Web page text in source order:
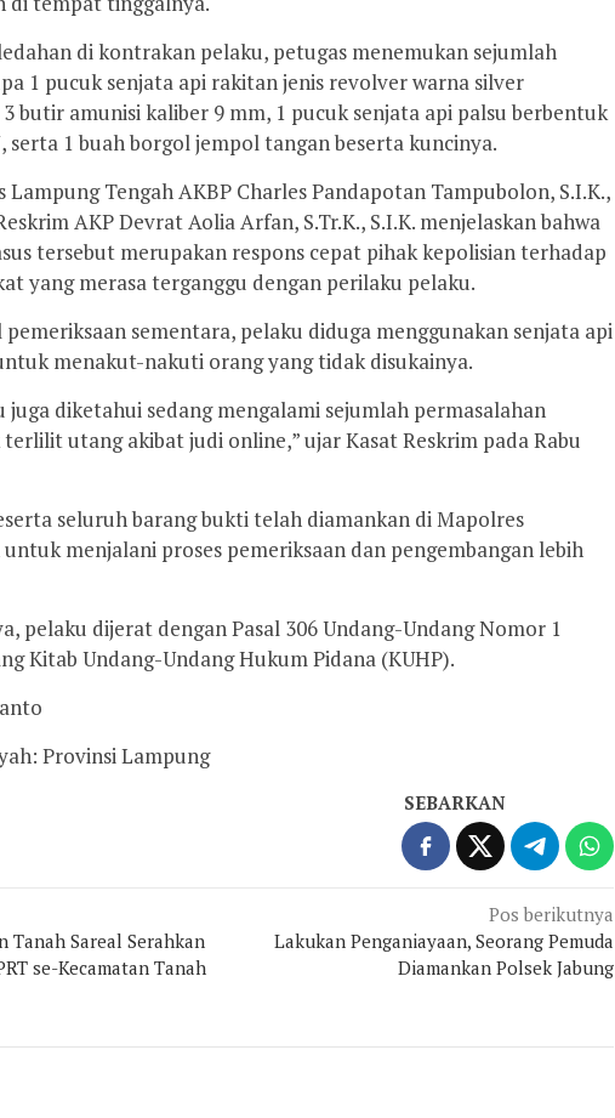
di kontrakan pelaku, petugas menemukan sejumlah
1 pucuk senjata api rakitan jenis revolver warna silver
butir amunisi kaliber 9 mm, 1 pucuk senjata api palsu berbentuk
serta 1 buah borgol jempol tangan beserta kuncinya.
Tengah AKBP Charles Pandapotan Tampubolon, S.I.K.,
AKP Devrat Aolia Arfan, S.Tr.K., S.I.K. menjelaskan bahwa
tersebut merupakan respons cepat pihak kepolisian terhadap
yang merasa terganggu dengan perilaku pelaku.
sementara, pelaku diduga menggunakan senjata api
menakut-nakuti orang yang tidak disukainya.
juga diketahui sedang mengalami sejumlah permasalahan
utang akibat judi online,” ujar Kasat Reskrim pada Rabu
seluruh barang bukti telah diamankan di Mapolres
menjalani proses pemeriksaan dan pengembangan lebih
pelaku dijerat dengan Pasal 306 Undang-Undang Nomor 1
Kitab Undang-Undang Hukum Pidana (KUHP).
Provinsi Lampung
SEBARKAN
Tanah Sareal Serahkan
se-Kecamatan Tanah
Pos berikutnya
Lakukan Penganiayaan, Seorang Pemuda
Diamankan Polsek Jabung